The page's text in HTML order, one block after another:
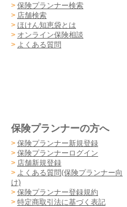
> 保険プランナー検索
> 店舗検索
> ほけん知恵袋とは
> オンライン保険相談
> よくある質問
保険プランナーの方へ
> 保険プランナー新規登録
> 保険プランナーログイン
> 店舗新規登録
> よくある質問(保険プランナー向
け)
> 保険プランナー登録規約
> 特定商取引法に基づく表記